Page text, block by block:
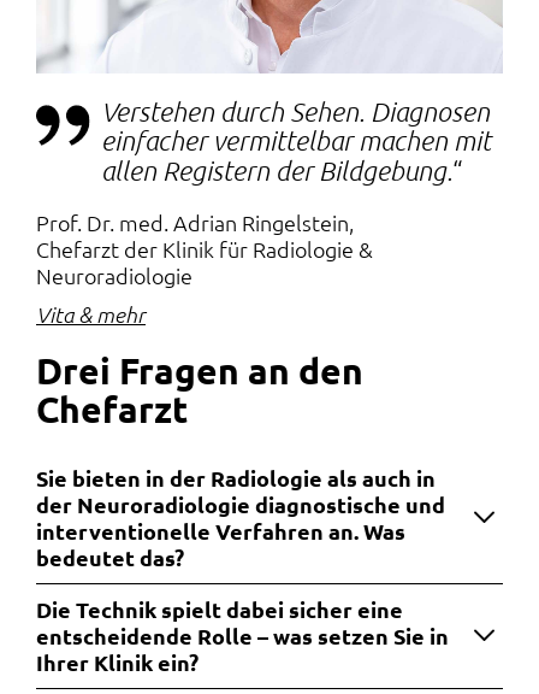
Verstehen durch Sehen. Diagnosen
einfacher vermittelbar machen mit
allen Registern der Bildgebung.
Prof. Dr. med. Adrian Ringelstein
Chefarzt der Klinik für Radiologie &
Neuroradiologie
Vita & mehr
Drei Fragen an den
Chefarzt
Sie bieten in der Radiologie als auch in
der Neuroradiologie diagnostische und
interventionelle Verfahren an. Was
bedeutet das?
Die Technik spielt dabei sicher eine
entscheidende Rolle – was setzen Sie in
Ihrer Klinik ein?